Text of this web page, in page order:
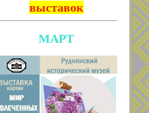
выставок
МАРТ